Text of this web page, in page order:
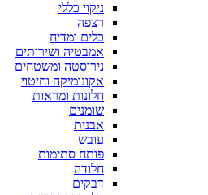
ניקוי כללי
רצפה
כלים ומדיח
אמבטיה ושירותים
נירוסטה ומשטחים
אקונומיקה וחיטוי
חלונות ומראות
שומנים
אבנית
עובש
פותח סתימות
חלודה
דבקים